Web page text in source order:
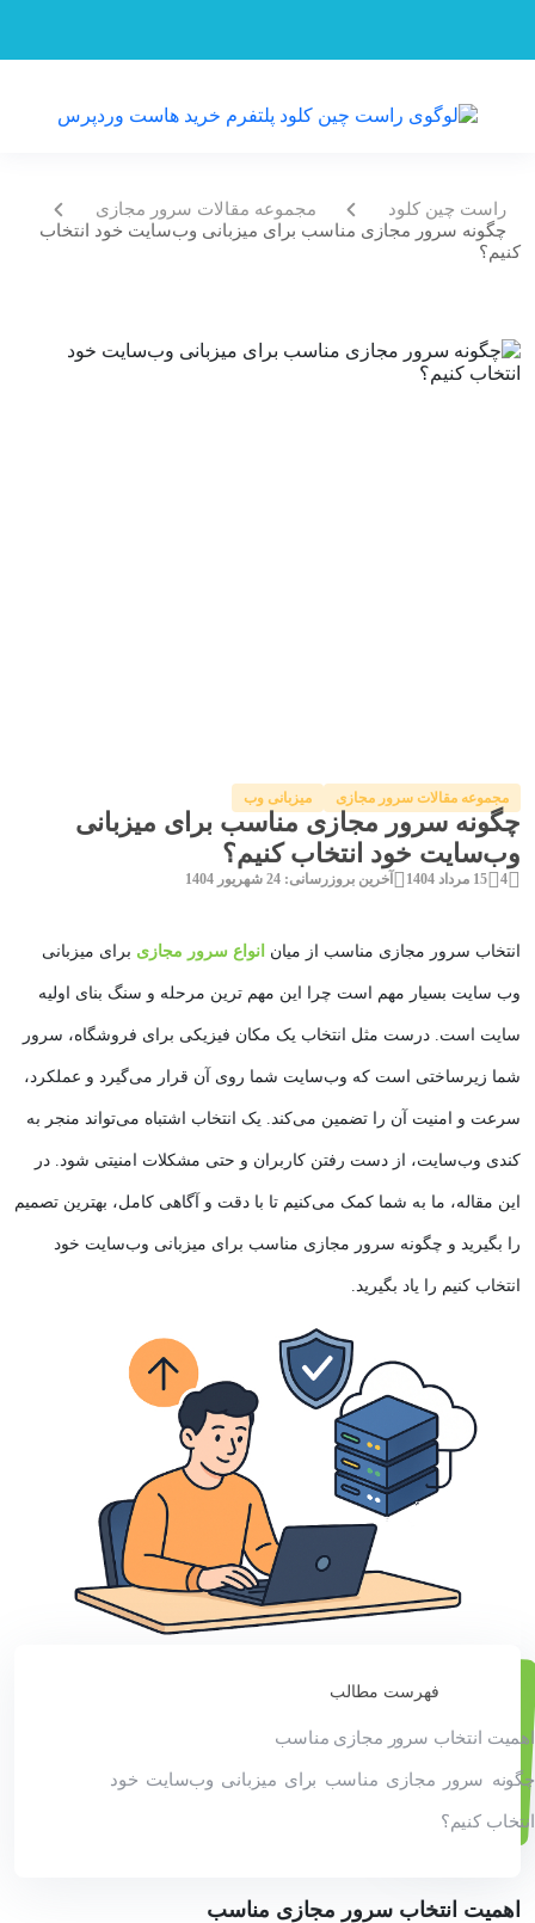
راست چین کلود
مجموعه مقالات سرور مجازی
چگونه سرور مجازی مناسب برای میزبانی وب‌سایت خود انتخاب
کنیم؟
مجموعه مقالات سرور مجازی میزبانی وب
چگونه سرور مجازی مناسب برای میزبانی
وب‌سایت خود انتخاب کنیم؟
4 15 مرداد 1404 آخرین بروزرسانی: 24 شهریور 1404
انتخاب سرور مجازی مناسب از میان انواع سرور مجازی برای میزبانی
وب‌ سایت بسیار مهم است چرا این مهم ترین مرحله و سنگ بنای اولیه
سایت است. درست مثل انتخاب یک مکان فیزیکی برای فروشگاه، سرور
شما زیرساختی است که وب‌سایت شما روی آن قرار می‌گیرد و عملکرد،
سرعت و امنیت آن را تضمین می‌کند. یک انتخاب اشتباه می‌تواند منجر به
کندی وب‌سایت، از دست رفتن کاربران و حتی مشکلات امنیتی شود. در
این مقاله، ما به شما کمک می‌کنیم تا با دقت و آگاهی کامل، بهترین تصمیم
را بگیرید و چگونه سرور مجازی مناسب برای میزبانی وب‌سایت خود
انتخاب کنیم را یاد بگیرید.
فهرست مطالب
اهمیت انتخاب سرور مجازی مناسب
چگونه سرور مجازی مناسب برای میزبانی وب‌سایت خود
انتخاب کنیم؟
اهمیت انتخاب سرور مجازی مناسب